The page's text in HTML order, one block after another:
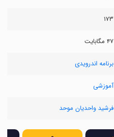
۱۷۳
۴۷ مگابایت
برنامه اندرویدی
آموزشی
فرشید واحدیان موحد